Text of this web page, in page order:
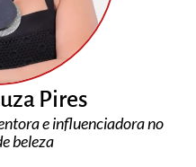
Pires
e influenciadora no
beleza